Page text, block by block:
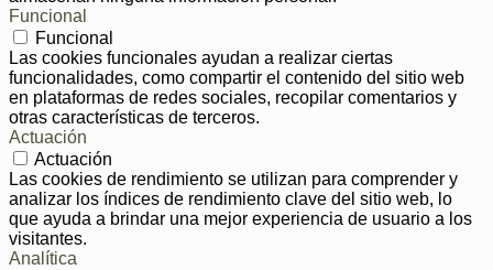
Funcional
Funcional
Las cookies funcionales ayudan a realizar ciertas
funcionalidades, como compartir el contenido del sitio web
en plataformas de redes sociales, recopilar comentarios y
otras características de terceros.
Actuación
Actuación
Las cookies de rendimiento se utilizan para comprender y
analizar los índices de rendimiento clave del sitio web, lo
que ayuda a brindar una mejor experiencia de usuario a los
visitantes.
Analítica